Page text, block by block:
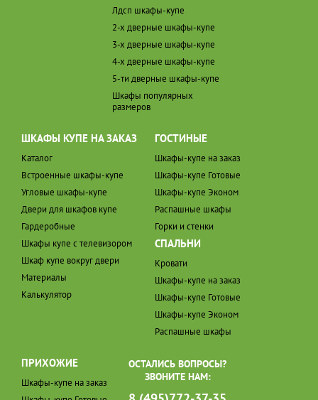
Лдсп шкафы-купе
2-х дверные шкафы-купе
3-х дверные шкафы-купе
4-х дверные шкафы-купе
5-ти дверные шкафы-купе
Шкафы популярных
размеров
ШКАФЫ КУПЕ НА ЗАКАЗ
Каталог
Встроенные шкафы-купе
Угловые шкафы-купе
Двери для шкафов купе
Гардеробные
Шкафы купе с телевизором
Шкаф купе вокруг двери
Материалы
Калькулятор
ГОСТИНЫЕ
Шкафы-купе на заказ
Шкафы-купе Готовые
Шкафы-купе Эконом
Распашные шкафы
Горки и стенки
СПАЛЬНИ
Кровати
Шкафы-купе на заказ
Шкафы-купе Готовые
Шкафы-купе Эконом
Распашные шкафы
ПРИХОЖИЕ
Шкафы-купе на заказ
ОСТАЛИСЬ ВОПРОСЫ?
ЗВОНИТЕ НАМ: